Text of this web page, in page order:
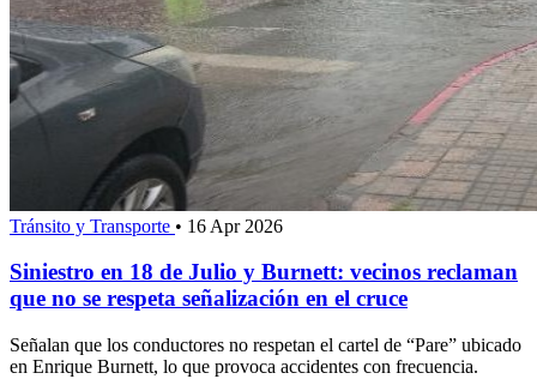
Tránsito y Transporte • 16 Apr 2026
Siniestro en 18 de Julio y Burnett: vecinos reclaman
que no se respeta señalización en el cruce
Señalan que los conductores no respetan el cartel de “Pare” ubicado
en Enrique Burnett, lo que provoca accidentes con frecuencia.